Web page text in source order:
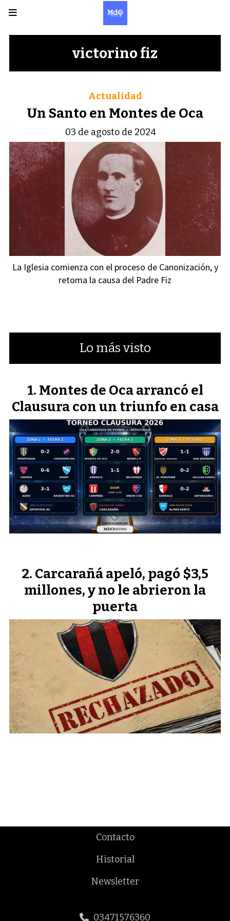
victorino fiz
Un Santo en Montes de Oca
Actualidad
03 de agosto de 2024
La Iglesia comienza con el proceso de Canonización, y
retoma la causa del Padre Fiz
Lo más visto
Montes de Oca arrancó el
Clausura con un triunfo en casa
Carcarañá apeló, pagó $3,5
millones, y no le abrieron la
puerta
Contacto
Historial
Newsletter
03471576360